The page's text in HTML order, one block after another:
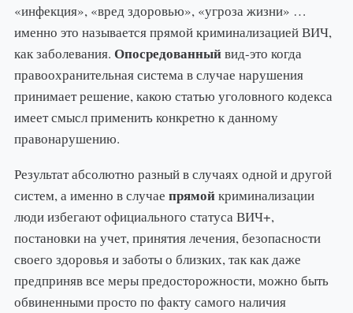
«инфекция», «вред здоровью», «угроза жизни» …
именно это называется прямой криминализацией ВИЧ,
как заболевания. Опосредованныйвид-это когда
правоохранительная система в случае нарушения
принимает решение, какою статью уголовного кодекса
имеет смысл применить конкретно к данному
правонарушению.
Результат абсолютно разный в случаях одной и другой
систем, а именно в случае прямойкриминализации
люди избегают официального статуса ВИЧ+,
постановки на учет, принятия лечения, безопасности
своего здоровья и заботы о близких, так как даже
предприняв все меры предосторожности, можно быть
обвиненными просто по факту самого наличия